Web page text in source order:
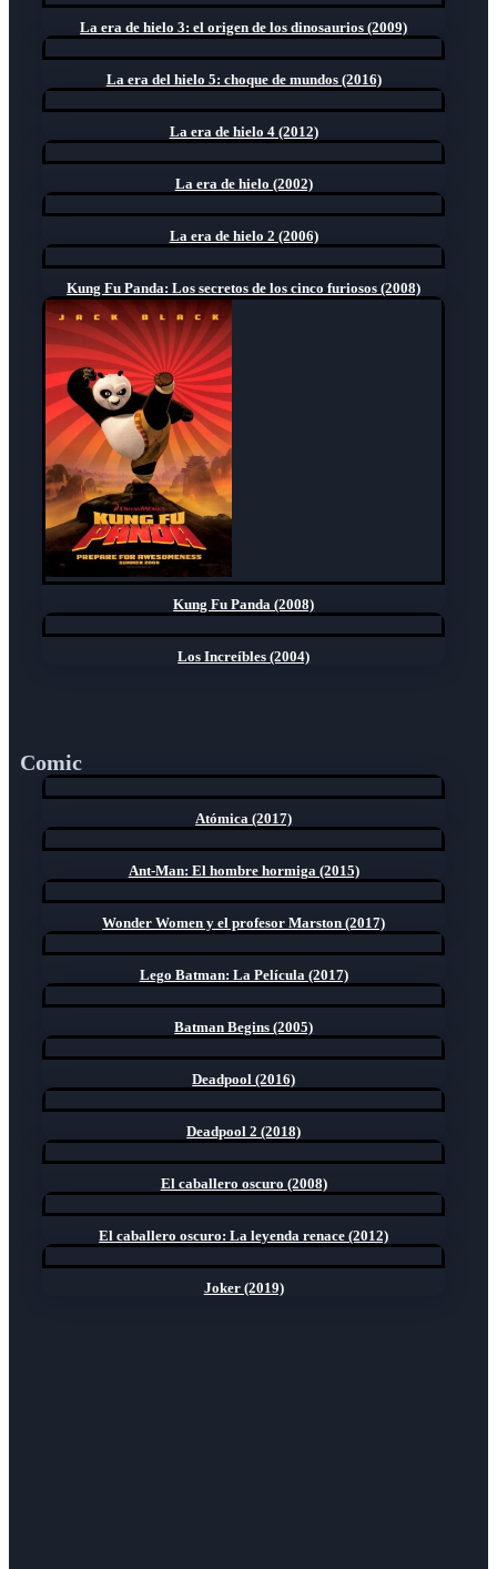
La era de hielo 3: el origen de los dinosaurios (2009)
La era del hielo 5: choque de mundos (2016)
La era de hielo 4 (2012)
La era de hielo (2002)
La era de hielo 2 (2006)
Kung Fu Panda: Los secretos de los cinco furiosos (2008)
Kung Fu Panda (2008)
Los Increíbles (2004)
Comic
Atómica (2017)
Ant-Man: El hombre hormiga (2015)
Wonder Women y el profesor Marston (2017)
Lego Batman: La Película (2017)
Batman Begins (2005)
Deadpool (2016)
Deadpool 2 (2018)
El caballero oscuro (2008)
El caballero oscuro: La leyenda renace (2012)
Joker (2019)